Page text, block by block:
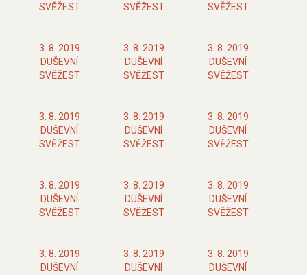
SVĚŽEST
SVĚŽEST
SVĚŽEST
3. 8. 2019
DUŠEVNÍ
SVĚŽEST
3. 8. 2019
DUŠEVNÍ
SVĚŽEST
3. 8. 2019
DUŠEVNÍ
SVĚŽEST
3. 8. 2019
DUŠEVNÍ
SVĚŽEST
3. 8. 2019
DUŠEVNÍ
SVĚŽEST
3. 8. 2019
DUŠEVNÍ
SVĚŽEST
3. 8. 2019
DUŠEVNÍ
SVĚŽEST
3. 8. 2019
DUŠEVNÍ
SVĚŽEST
3. 8. 2019
DUŠEVNÍ
SVĚŽEST
3. 8. 2019
DUŠEVNÍ
3. 8. 2019
DUŠEVNÍ
3. 8. 2019
DUŠEVNÍ